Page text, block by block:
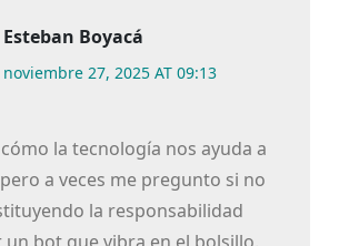
Esteban Boyacá
noviembre 27, 2025 AT 09:13
la tecnología nos ayuda a
a veces me pregunto si no
la responsabilidad